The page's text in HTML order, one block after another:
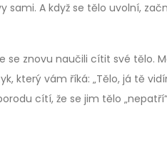
A když se tělo uvolní,
se znovu naučili cítit své tělo.
který vám říká: „Tělo, já tě
cítí, že se jim tělo